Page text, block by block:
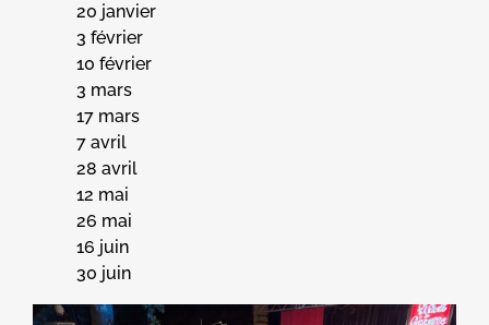
20 janvier
3 février
10 février
3 mars
17 mars
7 avril
28 avril
12 mai
26 mai
16 juin
30 juin